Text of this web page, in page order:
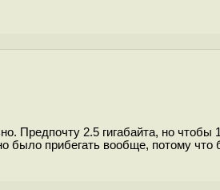
Предпочту 2.5 гигабайта, но чтобы
было прибегать вообще, потому что